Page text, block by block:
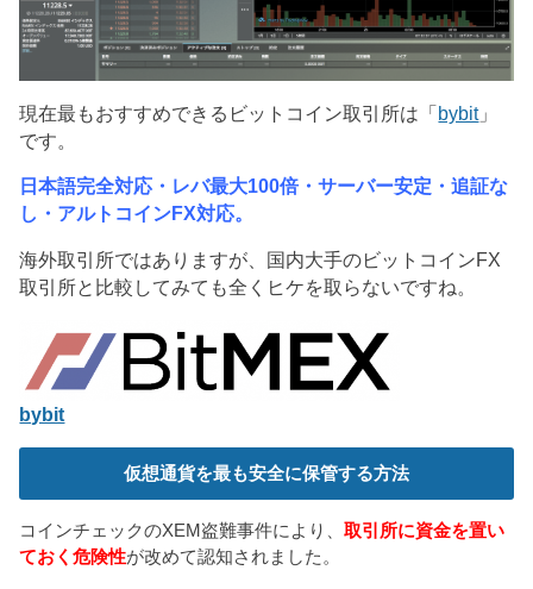
現在最もおすすめできるビットコイン取引所は「 bybit」
です。
日本語完全対応・レバ最大100倍・サーバー安定・追証な
し・アルトコインFX対応。
海外取引所ではありますが、国内大手のビットコインFX
取引所と比較してみても全くヒケを取らないですね。
bybit
仮想通貨を最も安全に保管する方法
コインチェックのXEM盗難事件により、取引所に資金を置い
ておく危険性が改めて認知されました。